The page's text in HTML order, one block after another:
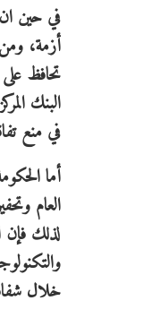
في حين
أزمة،
تحافظ
البنك
في منع
أما
العام
لذلك فإن
خلال